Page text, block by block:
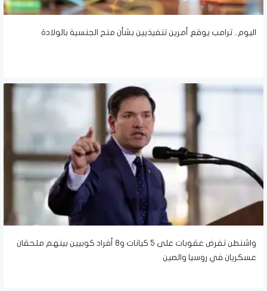
اليوم.. ترامب يوقع أمرين تنفيذيين بشأن منح الجنسية بالولادة
واشنطن تفرض عقوبات على 5 كيانات و8 أفراد كوبيين بينهم ملحقان
عسكريان في روسيا والصين